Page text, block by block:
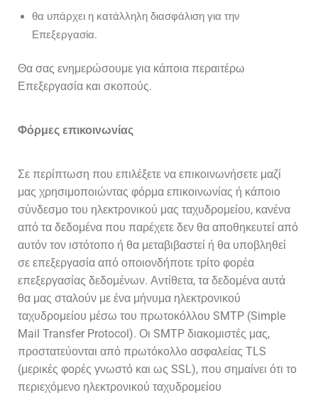
θα υπάρχει η κατάλληλη διασφάλιση για την
Επεξεργασία.
Θα σας ενημερώσουμε για κάποια περαιτέρω
Επεξεργασία και σκοπούς.
Φόρμες επικοινωνίας
Σε περίπτωση που επιλέξετε να επικοινωνήσετε μαζί
μας χρησιμοποιώντας φόρμα επικοινωνίας ή κάποιο
σύνδεσμο του ηλεκτρονικού μας ταχυδρομείου, κανένα
από τα δεδομένα που παρέχετε δεν θα αποθηκευτεί από
αυτόν τον ιστότοπο ή θα μεταβιβαστεί ή θα υποβληθεί
σε επεξεργασία από οποιονδήποτε τρίτο φορέα
επεξεργασίας δεδομένων. Αντίθετα, τα δεδομένα αυτά
θα μας σταλούν με ένα μήνυμα ηλεκτρονικού
ταχυδρομείου μέσω του πρωτοκόλλου SMTP (Simple
Mail Transfer Protocol). Οι SMTP διακομιστές μας,
προστατεύονται από πρωτόκολλο ασφαλείας TLS
(μερικές φορές γνωστό και ως SSL), που σημαίνει ότι το
περιεχόμενο ηλεκτρονικού ταχυδρομείου